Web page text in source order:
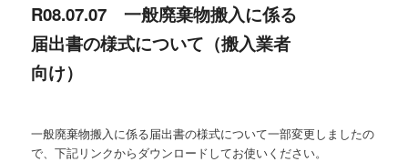
R08.07.07 一般廃棄物搬入に係る
届出書の様式について（搬入業者
向け）
一般廃棄物搬入に係る届出書の様式について一部変更しましたの
で、下記リンクからダウンロードしてお使いください。